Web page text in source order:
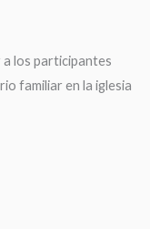
los participantes
familiar en la iglesia